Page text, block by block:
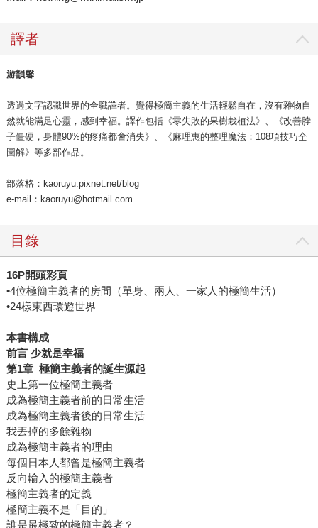
譯者
游韻馨
透過文字認識世界的全職譯者。覺得極簡主義的生活輕鬆自在，沒有雜物自
然就能滿足心靈，感到幸福。譯作包括《零失敗的果樹栽植法》、《改善脖
子僵硬，身體90%的疼痛都會消失》、《麻理惠的整理魔法：108項技巧全
圖解》等多部作品。
部落格：kaoruyu.pixnet.net/blog
e-mail：kaoruyu@hotmail.com
目錄
16P開頭彩頁
•4位極簡主義者的房間（單身、兩人、一家人的極簡生活）
•24樣東西環遊世界
本書構成
前言 少就是幸福
第1章 極簡主義者的誕生源起
史上第一位極簡主義者
成為極簡主義者前的日常生活
成為極簡主義者後的日常生活
我丟掉的多餘雜物
成為極簡主義者的理由
每個日本人都曾是極簡主義者
反向輸入的極簡主義者
極簡主義者的定義
極簡主義不是「目的」
誰是最極致的極簡主義者？